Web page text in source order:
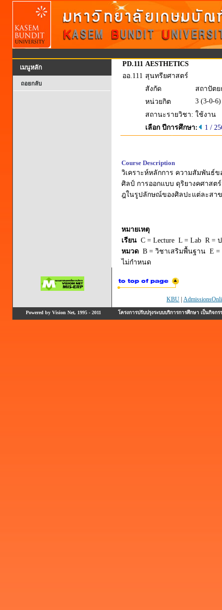
เมนูหลัก
ถอยกลับ
PD.111 AESTHETICS
ออ.111 สุนทรียศาสตร์
สังกัด
สถาปัต
หน่วยกิต
3 (3-0-6)
สถานะรายวิชา: ใช้งาน
เลือก ปีการศึกษา:
1 /
Course Description
วิเคราะห์หลักการ ความสัมพันธ์
ศิลป์ การออกแบบ ดุริยางคศาสต
ฎในรูปลักษณ์ของศิลปะแต่ละสา
หมายเหตุ
เรียน C = Lecture L = Lab R =
หมวด B = วิชาเสริมพื้นฐาน E
ไม่กำหนด
KBU
Powered by Vision Net, 1995 - 2011 โครงการปรับปรุงระบบบริการการศึกษา เป็นกิ